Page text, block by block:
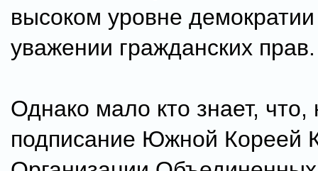
высоком уровне
уважении гражданских прав.
Однако мало кто знает, что,
подписание Южной Кореей